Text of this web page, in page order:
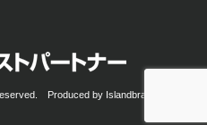
Produced by Islandbrain.